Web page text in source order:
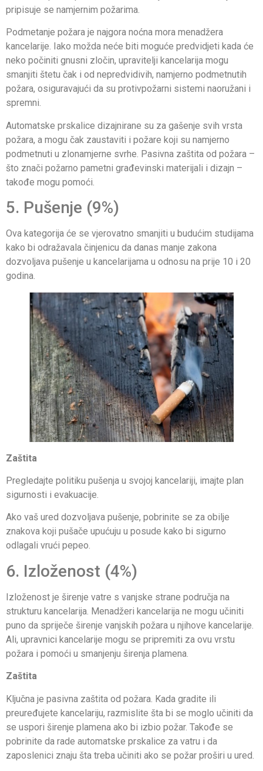
pripisuje se namjernim požarima.
Podmetanje požara je najgora noćna mora menadžera
kancelarije. Iako možda neće biti moguće predvidjeti kada će
neko počiniti gnusni zločin, upravitelji kancelarija mogu
smanjiti štetu čak i od nepredvidivih, namjerno podmetnutih
požara, osiguravajući da su protivpožarni sistemi naoružani i
spremni.
Automatske prskalice dizajnirane su za gašenje svih vrsta
požara, a mogu čak zaustaviti i požare koji su namjerno
podmetnuti u zlonamjerne svrhe. Pasivna zaštita od požara –
što znači požarno pametni građevinski materijali i dizajn –
takođe mogu pomoći.
5. Pušenje (9%)
Ova kategorija će se vjerovatno smanjiti u budućim studijama
kako bi odražavala činjenicu da danas manje zakona
dozvoljava pušenje u kancelarijama u odnosu na prije 10 i 20
godina.
Zaštita
Pregledajte politiku pušenja u svojoj kancelariji, imajte plan
sigurnosti i evakuacije.
Ako vaš ured dozvoljava pušenje, pobrinite se za obilje
znakova koji pušače upućuju u posude kako bi sigurno
odlagali vrući pepeo.
6. Izloženost (4%)
Izloženost je širenje vatre s vanjske strane područja na
strukturu kancelarija. Menadžeri kancelarija ne mogu učiniti
puno da spriječe širenje vanjskih požara u njihove kancelarije.
Ali, upravnici kancelarije mogu se pripremiti za ovu vrstu
požara i pomoći u smanjenju širenja plamena.
Zaštita
Ključna je pasivna zaštita od požara. Kada gradite ili
preuređujete kancelariju, razmislite šta bi se moglo učiniti da
se uspori širenje plamena ako bi izbio požar. Takođe se
pobrinite da rade automatske prskalice za vatru i da
zaposlenici znaju šta treba učiniti ako se požar proširi u ured.